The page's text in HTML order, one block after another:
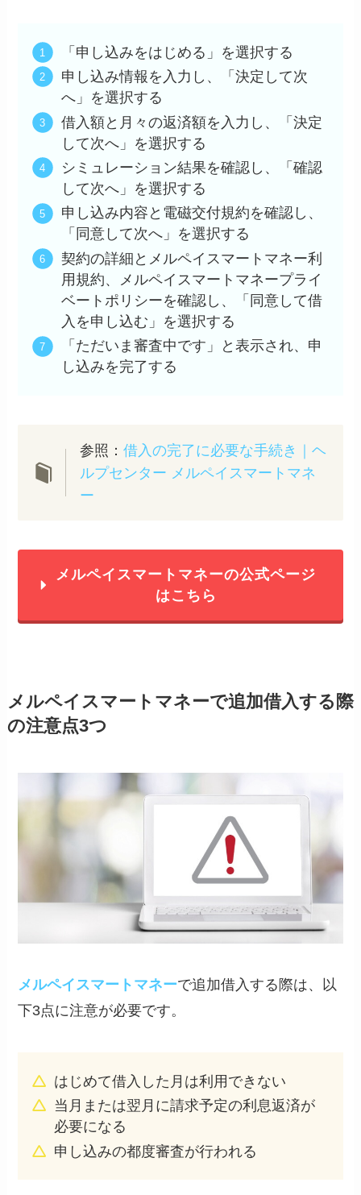
「申し込みをはじめる」を選択する
申し込み情報を入力し、「決定して次
へ」を選択する
借入額と月々の返済額を入力し、「決定
して次へ」を選択する
シミュレーション結果を確認し、「確認
して次へ」を選択する
申し込み内容と電磁交付規約を確認し、
「同意して次へ」を選択する
契約の詳細とメルペイスマートマネー利
用規約、メルペイスマートマネープライ
ベートポリシーを確認し、「同意して借
入を申し込む」を選択する
「ただいま審査中です」と表示され、申
し込みを完了する
参照： 借入の完了に必要な手続き｜ヘ
ルプセンター メルペイスマートマネ
ー
メルペイスマートマネーの公式ページ
はこちら
メルペイスマートマネーで追加借入する際
の注意点3つ
メルペイスマートマネーで追加借入する際は、以
下3点に注意が必要です。
はじめて借入した月は利用できない
当月または翌月に請求予定の利息返済が
必要になる
申し込みの都度審査が行われる